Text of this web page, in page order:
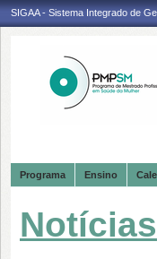
SIGAA - Sistema Integrado de
Programa Ensino
Notícias